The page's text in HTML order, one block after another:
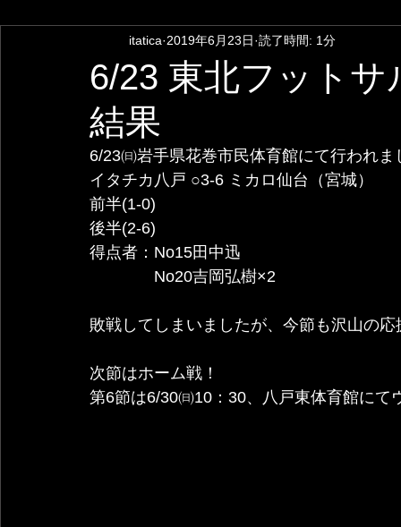
6/23 東北フット
結果
itatica 2019年6月23日 読了時間: 1分
6/23㈰岩手県花巻市民体育館にて行われ
イタチカ八戸 ○3-6 ミカロ仙台（宮城）
前半(1-0)
後半(2-6)
得点者：No15田中迅
No20吉岡弘樹×2
敗戦してしまいましたが、今節も沢山の
次節はホーム戦！
第6節は6/30㈰10：30、八戸東体育館に